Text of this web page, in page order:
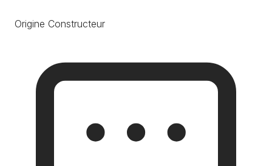
Origine Constructeur